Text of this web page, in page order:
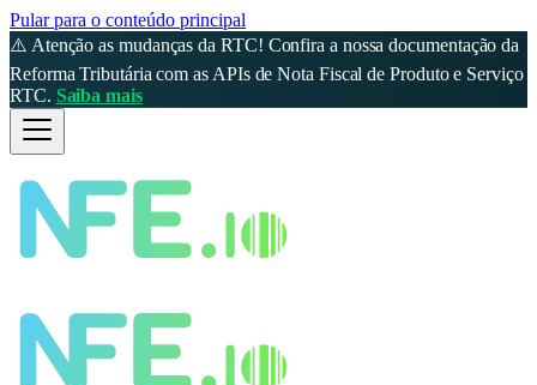
Pular para o conteúdo principal
⚠️ Atenção as mudanças da RTC! Confira a nossa documentação da
Reforma Tributária com as APIs de Nota Fiscal de Produto e Serviço
RTC. Saiba mais